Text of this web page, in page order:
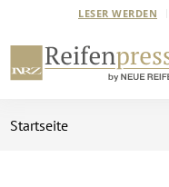
LESER WERDEN
Startseite